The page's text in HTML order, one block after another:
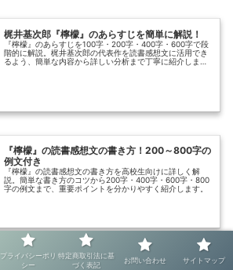
梶井基次郎『檸檬』のあらすじを簡単に解説！
『檸檬』のあらすじを100字・200字・400字・600字で段
階的に解説。梶井基次郎の代表作を読書感想文に活用でき
るよう、簡単な内容から詳しい分析まで丁寧に紹介しま
『檸檬』の読書感想文の書き方！200～800字の
例文付き
『檸檬』の読書感想文の書き方を高校生向けに詳しく解
説。簡単な書き方のコツから200字・400字・600字・800
字の例文まで、重要ポイントを分かりやすく紹介します。
プライバシーポリ
シー
特定商取引法に基
づく表記
お問い合わせ サイトマップ